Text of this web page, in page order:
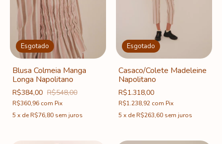
Esgotado
Blusa Colmeia Manga
Longa Napolitano
R$384,00 R$548,00
R$360,96 com Pix
5 x deR$76,80 sem juros
Esgotado
Casaco/Colete Madeleine
Napolitano
R$1.318,00
R$1.238,92 com Pix
5 x deR$263,60 sem juros